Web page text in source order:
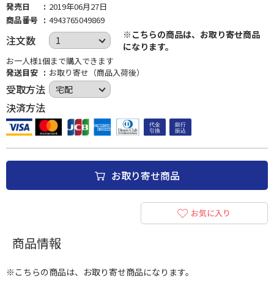
発売日
2019年06月27日
商品番号
4943765049869
注文数
※こちらの商品は、お取り寄せ商品
になります。
お一人様1個まで購入できます
発送目安
お取り寄せ（商品入荷後）
受取方法
決済方法
お取り寄せ商品
お気に入り
商品情報
※こちらの商品は、お取り寄せ商品になります。